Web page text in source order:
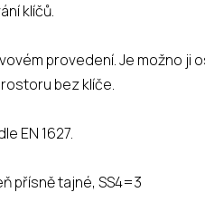
klíčů.
provedení. Je možno ji
bez klíče.
EN 1627.
přísně tajné, SS4=3